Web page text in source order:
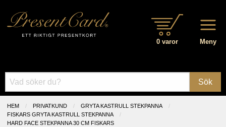
Meny
0 varor
Sök
HEM PRIVATKUND
GRYTA KASTRULL STEKPANNA
FISKARS GRYTA KASTRULL STEKPANNA
HARD FACE STEKPANNA 30 CM FISKARS